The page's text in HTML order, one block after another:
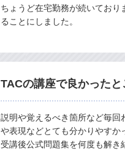
ちょうど在宅勤務が続いてお
ることにしました。
TACの講座で良かったと
説明や覚えるべき箇所など毎
や表現などとても分かりやすか
受講後公式問題集を何度も解き